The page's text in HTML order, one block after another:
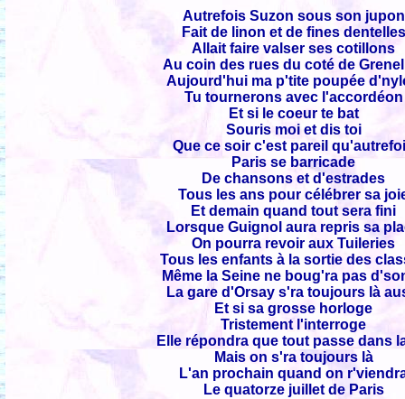
Autrefois Suzon sous son jupon
Fait de linon et de fines dentelles
Allait faire valser ses cotillons
Au coin des rues du coté de
Aujourd'hui ma p'tite poupée
Tu tournerons avec l'accordéon
Et si le coeur te bat
Souris moi et dis toi
Que ce soir c'est pareil
Paris se barricade
De chansons et d'estrades
Tous les ans pour célébrer sa
Et demain quand tout sera fini
Lorsque Guignol aura repris sa
On pourra revoir aux Tuileries
Tous les enfants à la sortie des
Même la Seine ne boug'ra pas
La gare d'Orsay s'ra toujours là
Et si sa grosse horloge
Tristement l'interroge
Elle répondra que tout passe dans
Mais on s'ra toujours là
L'an prochain quand on
Le quatorze juillet de Paris